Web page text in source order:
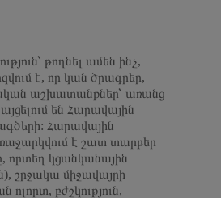
թողնել ամեն ինչ,
է, որ կան ծրագրեր,
աշխատանքներ՝ առանց
են Հարավային
Հարավային
է շատ տարբեր
որտեղ կցանկանային
շրջակա միջավայրի
բժշկություն,